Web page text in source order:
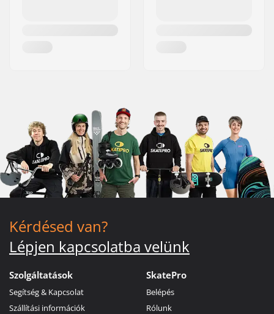
Kérdésed van?
Lépjen kapcsolatba velünk
Szolgáltatások
Segítség & Kapcsolat
Szállítási információk
SkatePro
Belépés
Rólunk